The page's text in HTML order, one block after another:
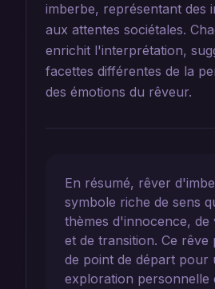
imberbe, représentant des
aux attentes sociétales.
enrichit l'interprétation,
facettes différentes de la
des émotions du rêveur.
En résumé, rêver
symbole riche de sens
thèmes d'innocence, de
et de transition. Ce rêve
de point de départ pour
exploration personnelle